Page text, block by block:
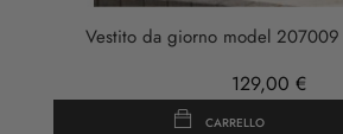
Vestito da giorno model 207009
129,00 €
CARRELLO